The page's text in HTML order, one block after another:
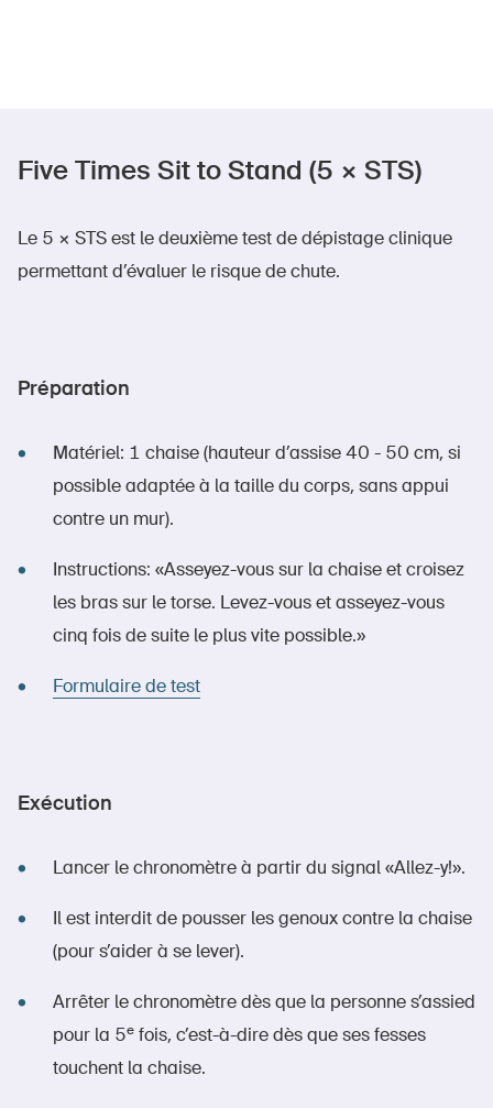
Five Times Sit to Stand (5 × STS)
Le 5 × STS est le deuxième test de dépistage clinique
permettant d’évaluer le risque de chute.
Préparation
Matériel: 1 chaise (hauteur d’assise 40 - 50 cm, si
possible adaptée à la taille du corps, sans appui
contre un mur).
Instructions: «Asseyez-vous sur la chaise et croisez
les bras sur le torse. Levez-vous et asseyez-vous
cinq fois de suite le plus vite possible.»
Formulaire de test
Exécution
Lancer le chronomètre à partir du signal «Allez-y!».
Il est interdit de pousser les genoux contre la chaise
(pour s’aider à se lever).
Arrêter le chronomètre dès que la personne s’assied
pour la 5e fois, c’est-à-dire dès que ses fesses
touchent la chaise.